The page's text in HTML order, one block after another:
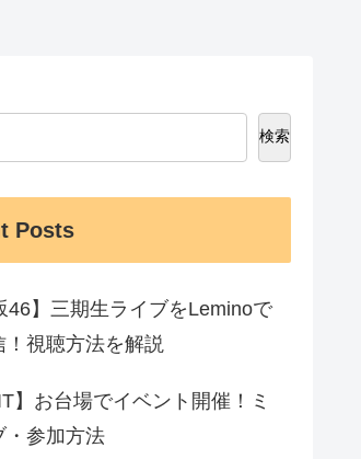
検索
Posts
46】三期生ライブをLeminoで
！視聴方法を解説
】お台場でイベント開催！ミ
・参加方法